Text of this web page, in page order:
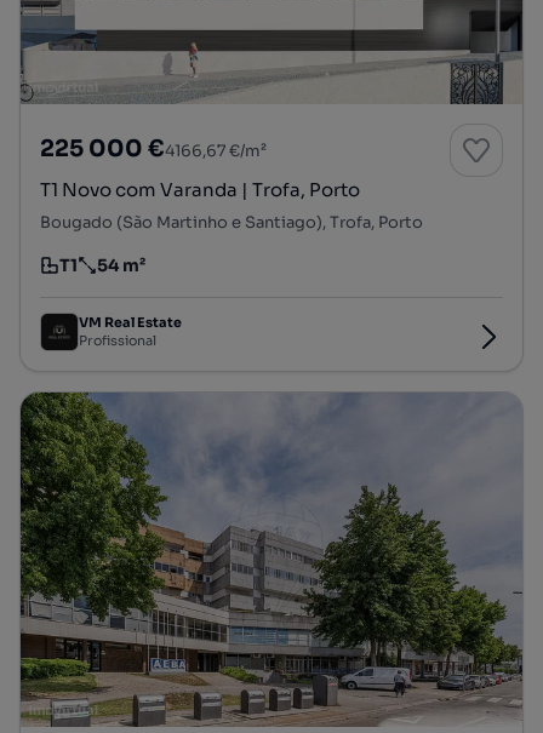
225 000 €4166,67 €/m²
T1 Novo com Varanda | Trofa, Porto
Bougado (São Martinho e Santiago), Trofa, Porto
Tipologia
T1
Preço por metro quadrado
54 m²
VM Real Estate
Profissional